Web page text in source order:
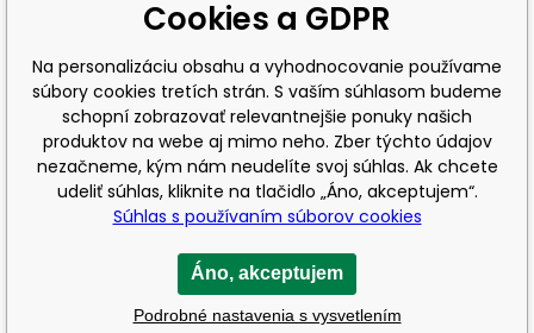
Cookies a GDPR
Na personalizáciu obsahu a vyhodnocovanie používame
súbory cookies tretích strán. S vaším súhlasom budeme
schopní zobrazovať relevantnejšie ponuky našich
produktov na webe aj mimo neho. Zber týchto údajov
nezačneme, kým nám neudelíte svoj súhlas. Ak chcete
udeliť súhlas, kliknite na tlačidlo „Áno, akceptujem“.
Súhlas s používaním súborov cookies
Áno, akceptujem
Podrobné nastavenia s vysvetlením